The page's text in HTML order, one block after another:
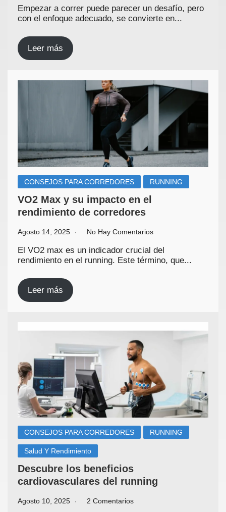
Empezar a correr puede parecer un desafío, pero
con el enfoque adecuado, se convierte en...
Leer más
CONSEJOS PARA CORREDORES RUNNING
VO2 Max y su impacto en el
rendimiento de corredores
Agosto 14, 2025 No Hay Comentarios
El VO2 max es un indicador crucial del
rendimiento en el running. Este término, que...
Leer más
CONSEJOS PARA CORREDORES RUNNING
Salud Y Rendimiento
Descubre los beneficios
cardiovasculares del running
Agosto 10, 2025 2 Comentarios